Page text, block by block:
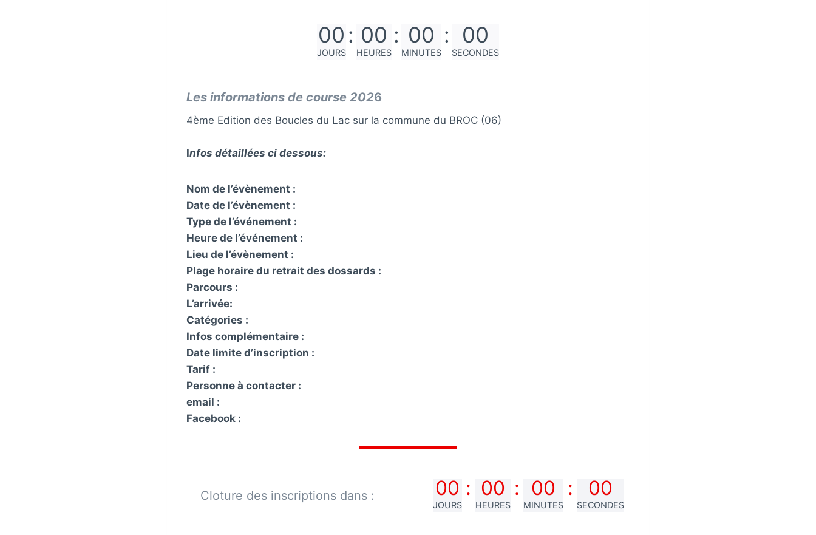
00
JOURS
: 00
HEURES
: 00
MINUTES
: 00
SECONDES
Les informations de course 2026
4ème Edition des Boucles du Lac sur la commune du BROC (06)
Infos détaillées ci dessous:
Nom de l’évènement :
Date de l’évènement :
Type de l’événement :
Heure de l’événement :
Lieu de l’évènement :
Plage horaire du retrait des dossards :
Parcours :
L’arrivée:
Catégories :
Infos complémentaire :
Date limite d’inscription :
Tarif :
Personne à contacter :
email :
Facebook :
Cloture des inscriptions dans : 00
JOURS
: 00
HEURES
: 00
MINUTES
: 00
SECONDES